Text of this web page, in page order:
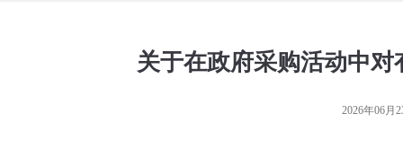
关于在政府采购活动中
2026年06月